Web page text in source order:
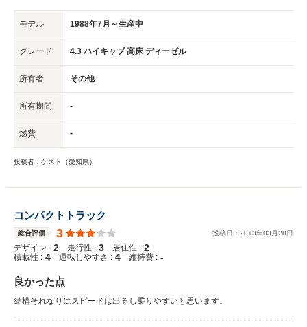
モデル 1988年7月～生産中
グレード 4.3 ハイキャブ 高床 ディーゼル
所有者 その他
所有期間 -
燃費 -
投稿者：ゲスト（愛知県）
コンパクトトラック
総合評価 3 投稿日： 2013年03 月28日
デザイン : 2 走行性 : 3 居住性 : 2
積載性 : 4 運転しやすさ : 4 維持費 : -
良かった点
結構それなりにスピードは出るし乗りやすいと思います。